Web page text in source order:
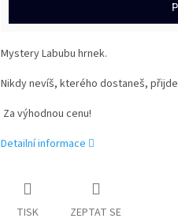
Mystery Labubu hrnek.
Nikdy nevíš, kterého dostaneš,
Za výhodnou cenu!
Detailní informace
TISK ZEPTAT SE